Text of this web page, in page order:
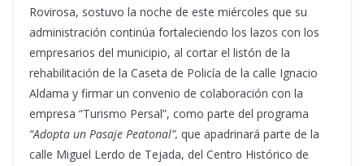
Rovirosa, sostuvo la noche de este miércoles que su
administración continúa fortaleciendo los lazos con los
empresarios del municipio, al cortar el listón de la
rehabilitación de la Caseta de Policía de la calle Ignacio
Aldama y firmar un convenio de colaboración con la
empresa “Turismo Persal”, como parte del programa
“Adopta un Pasaje Peatonal”, que apadrinará parte de la
calle Miguel Lerdo de Tejada, del Centro Histórico de